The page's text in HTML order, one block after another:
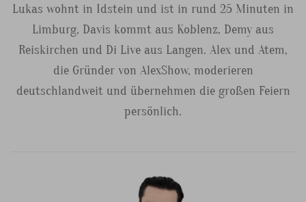
Lukas wohnt in Idstein und ist in rund 25 Minuten in
Limburg, Davis kommt aus Koblenz, Demy aus
Reiskirchen und Di Live aus Langen. Alex und Atem,
die Gründer von AlexShow, moderieren
deutschlandweit und übernehmen die großen Feiern
persönlich.